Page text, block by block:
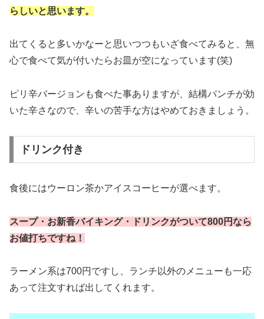
らしいと思います。
出てくると多いかなーと思いつつもいざ食べてみると、無
心で食べて気が付いたらお皿が空になっています(笑)
ピリ辛バージョンも食べた事ありますが、結構パンチが効
いた辛さなので、辛いの苦手な方はやめておきましょう。
ドリンク付き
食後にはウーロン茶かアイスコーヒーが選べます。
スープ・お新香バイキング・ドリンクがついて800円なら
お値打ちですね！
ラーメン系は700円ですし、ランチ以外のメニューも一応
あって注文すれば出してくれます。